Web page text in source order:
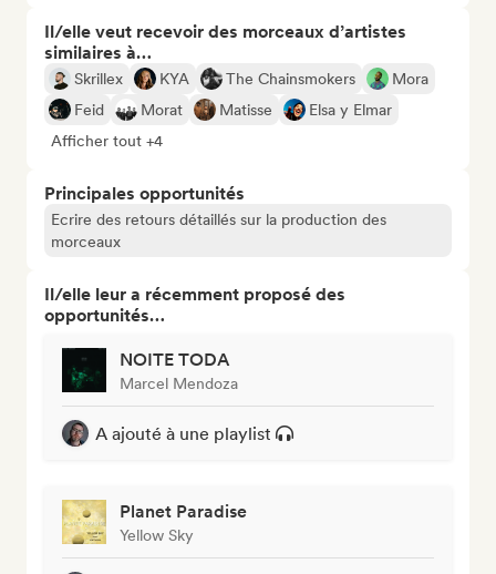
Il/elle veut recevoir des morceaux d’artistes
similaires à…
Skrillex KYA The Chainsmokers
Mora
Feid
Morat Matisse
Elsa y Elmar
Afficher tout +4
Principales opportunités
Ecrire des retours détaillés sur la production des
morceaux
Il/elle leur a récemment proposé des
opportunités…
NOITE TODA
Marcel Mendoza
A ajouté à une playlist
Planet Paradise
Yellow Sky